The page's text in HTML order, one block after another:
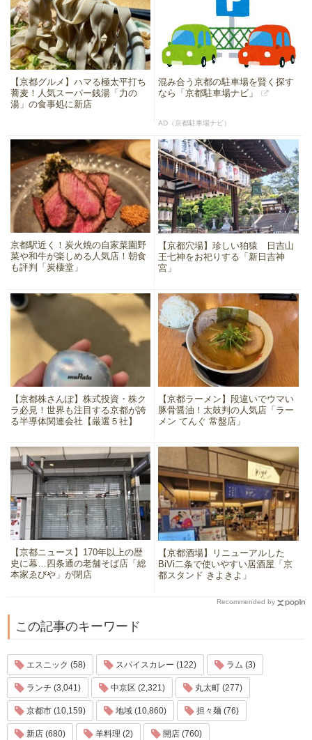
【京都グルメ】ハマる極太平打ち
蕎麦！人気スーパー銭湯「力の
湯」の食事処に新店
混み合う京都の駐車場を賢く探す
なら「京都駐車場ナビ」
AD（京都駐車場ナビ）
京都駅近く！炭火焼の自家菜園野
菜や和牛が楽しめる人気店！朝食
も評判「炭棲堂」
【京都穴場】珍しい狛猿 日吉山
王七神をお祀りする「新日吉神
宮」
【京都株さんぽ】株式投資・株ク
ラ必見！世界も注目する京都が誇
る半導体関連会社【厳選５社】
【京都ラーメン】段違いでウマい
豚骨醤油！太鼓判の人気店「ラー
メン てんぐ 常盤店」
【京都ニュース】170年以上の歴
史に幕…四条通の老舗そば店「総
本家ゑびや」が閉店
【京都酒場】リニューアルした
BiVi二条で使いやすい居酒屋「京
都スタンド きよきよ」
Recommended by
この記事のキーワード
エスニック (58) スパイスカレー (122) ラム (3)
ランチ (3,041) 中京区 (2,321) 丸太町 (277)
京都市 (10,159) 地域 (10,860) 担々麺 (76)
新店 (680) 羊料理 (2) 開店 (760)